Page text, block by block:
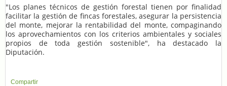
"Los planes técnicos de gestión forestal tienen por finalidad
facilitar la gestión de fincas forestales, asegurar la persistencia
del monte, mejorar la rentabilidad del monte, compaginando
los aprovechamientos con los criterios ambientales y sociales
propios de toda gestión sostenible", ha destacado la
Diputación.
Compartir